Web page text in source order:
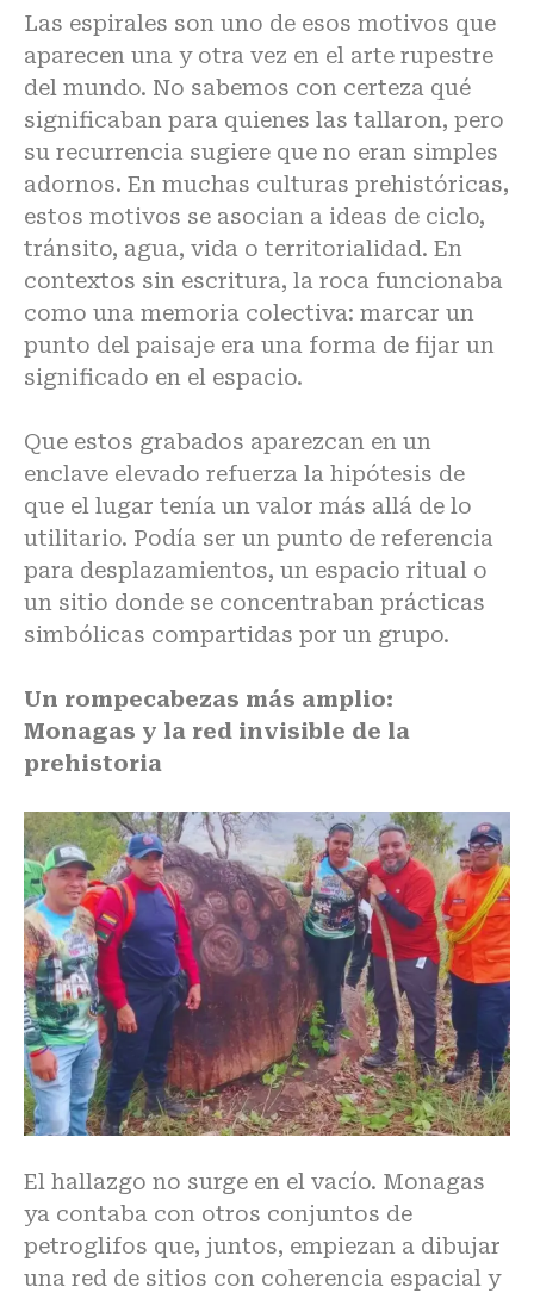
Las espirales son uno de esos motivos que
aparecen una y otra vez en el arte rupestre
del mundo. No sabemos con certeza qué
significaban para quienes las tallaron, pero
su recurrencia sugiere que no eran simples
adornos. En muchas culturas prehistóricas,
estos motivos se asocian a ideas de ciclo,
tránsito, agua, vida o territorialidad. En
contextos sin escritura, la roca funcionaba
como una memoria colectiva: marcar un
punto del paisaje era una forma de fijar un
significado en el espacio.
Que estos grabados aparezcan en un
enclave elevado refuerza la hipótesis de
que el lugar tenía un valor más allá de lo
utilitario. Podía ser un punto de referencia
para desplazamientos, un espacio ritual o
un sitio donde se concentraban prácticas
simbólicas compartidas por un grupo.
Un rompecabezas más amplio:
Monagas y la red invisible de la
prehistoria
El hallazgo no surge en el vacío. Monagas
ya contaba con otros conjuntos de
petroglifos que, juntos, empiezan a dibujar
una red de sitios con coherencia espacial y